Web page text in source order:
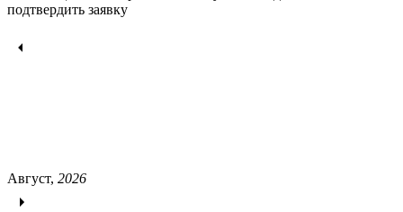
подтвердить заявку
Август, 2026